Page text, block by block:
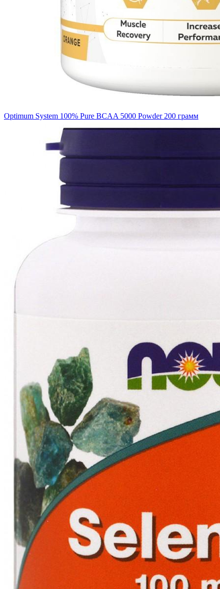
Optimum System 100% Pure BCAA 5000 Powder 200 грамм